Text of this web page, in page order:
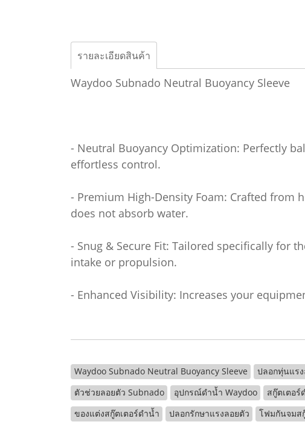
รายละเอียดสินค้า
Waydoo Subnado Neutral Buoyancy Sleeve
- Neutral Buoyancy Optimization: Perfectly
effortless control.
- Premium High-Density Foam: Crafted from
does not absorb water.
- Snug & Secure Fit: Tailored specifically for
intake or propulsion.
- Enhanced Visibility: Increases your
Waydoo Subnado Neutral Buoyancy Sleeve ปลอกทุ่นแร
ตัวช่วยลอยตัว Subnado
อุปกรณ์ดำน้ำ Waydoo สกู๊ตเตอ
ของแต่งสกู๊ตเตอร์ดำน้ำ
ปลอกรักษาแรงลอยตัว โฟมกันจมส